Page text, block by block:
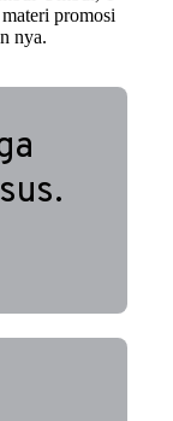
promosi
nya.